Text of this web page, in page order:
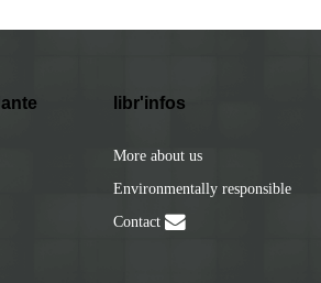
libr'infos
More about us
Environmentally responsible
Contact